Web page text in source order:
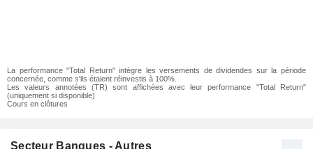
La performance "Total Return" intègre les versements de dividendes sur la période
concernée, comme s'ils étaient réinvestis à 100%.
Les valeurs annotées (TR) sont affichées avec leur performance "Total Return"
(uniquement si disponible)
Cours en clôtures
Secteur Banques - Autres